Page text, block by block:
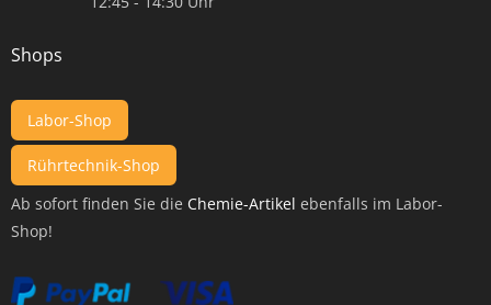
Shops
Labor-Shop
Rührtechnik-Shop
Ab sofort finden Sie die Chemie-Artikel ebenfalls im Labor-
Shop!